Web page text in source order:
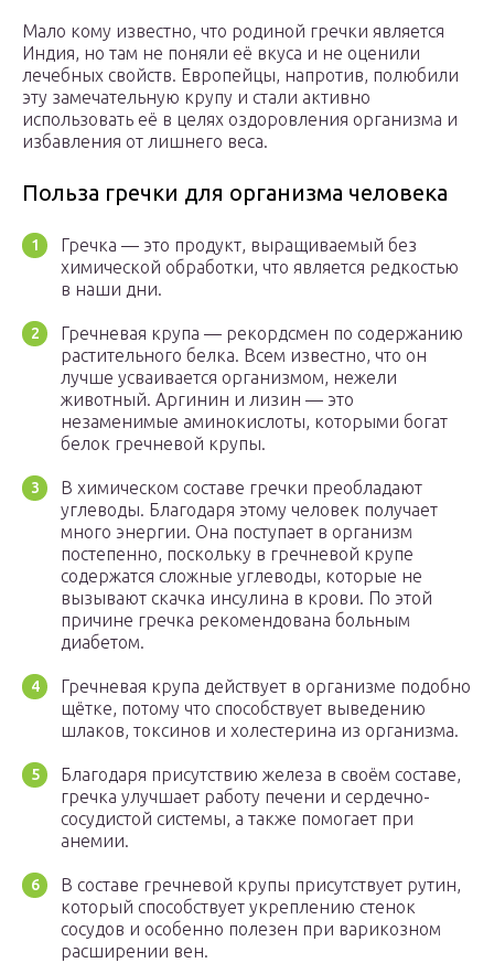
Мало кому известно, что родиной гречки является
Индия, но там не поняли её вкуса и не оценили
лечебных свойств. Европейцы, напротив, полюбили
эту замечательную крупу и стали активно
использовать её в целях оздоровления организма и
избавления от лишнего веса.
Польза гречки для организма человека
Гречка — это продукт, выращиваемый без
химической обработки, что является редкостью
в наши дни.
Гречневая крупа — рекордсмен по содержанию
растительного белка. Всем известно, что он
лучше усваивается организмом, нежели
животный. Аргинин и лизин — это
незаменимые аминокислоты, которыми богат
белок гречневой крупы.
В химическом составе гречки преобладают
углеводы. Благодаря этому человек получает
много энергии. Она поступает в организм
постепенно, поскольку в гречневой крупе
содержатся сложные углеводы, которые не
вызывают скачка инсулина в крови. По этой
причине гречка рекомендована больным
диабетом.
Гречневая крупа действует в организме подобно
щётке, потому что способствует выведению
шлаков, токсинов и холестерина из организма.
Благодаря присутствию железа в своём составе,
гречка улучшает работу печени и сердечно-
сосудистой системы, а также помогает при
анемии.
В составе гречневой крупы присутствует рутин,
который способствует укреплению стенок
сосудов и особенно полезен при варикозном
расширении вен.